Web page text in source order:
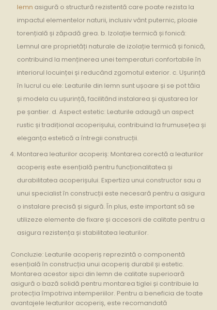
lemn asigură o structură rezistentă care poate rezista la
impactul elementelor naturii, inclusiv vânt puternic, ploaie
torențială și zăpadă grea. b. Izolație termică și fonică:
Lemnul are proprietăți naturale de izolație termică și fonică,
contribuind la menținerea unei temperaturi confortabile în
interiorul locuinței și reducând zgomotul exterior. c. Ușurință
în lucrul cu ele: Leaturile din lemn sunt ușoare și se pot tăia
și modela cu ușurință, facilitând instalarea și ajustarea lor
pe șantier. d. Aspect estetic: Leaturile adaugă un aspect
rustic și tradițional acoperișului, contribuind la frumusețea și
eleganța estetică a întregii construcții.
Montarea leaturilor acoperiș: Montarea corectă a leaturilor
acoperiș este esențială pentru funcționalitatea și
durabilitatea acoperișului. Expertiza unui constructor sau a
unui specialist în construcții este necesară pentru a asigura
o instalare precisă și sigură. În plus, este important să se
utilizeze elemente de fixare și accesorii de calitate pentru a
asigura rezistența și stabilitatea leaturilor.
Concluzie: Leaturile acoperiș reprezintă o componentă
esențială în construcția unui acoperiș durabil și estetic.
Montarea acestor sipci din lemn de calitate superioară
asigură o bază solidă pentru montarea tiglei și contribuie la
protecția împotriva intemperiilor. Pentru a beneficia de toate
avantajele leaturilor acoperiș, este recomandată